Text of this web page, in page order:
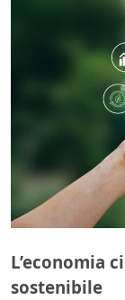
L’economia
sostenibile